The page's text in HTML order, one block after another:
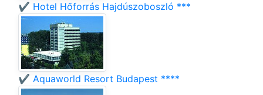
✔️ Hotel Hőforrás Hajdúszoboszló ***
✔️ Aquaworld Resort Budapest ****